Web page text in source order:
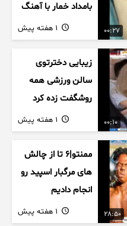
00:27
بامداد خمار با آهنگ
احسان خواجه امیری
00:10
زیبایی دخترتوی
سالن ورزشی همه
روشگفت زده کرد
28:50
ممنتو|۶ تا از چالش
های مرگبار اسپید رو
انجام دادیم